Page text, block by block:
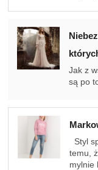
Jak z
są po
Styl
temu,
mylnie